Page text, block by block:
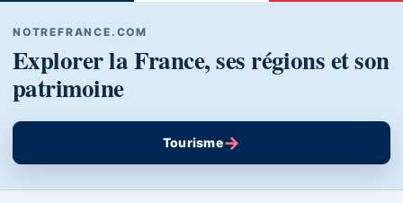
NOTREFRANCE.COM
Explorer la France, ses régions et son
patrimoine
Tourisme→